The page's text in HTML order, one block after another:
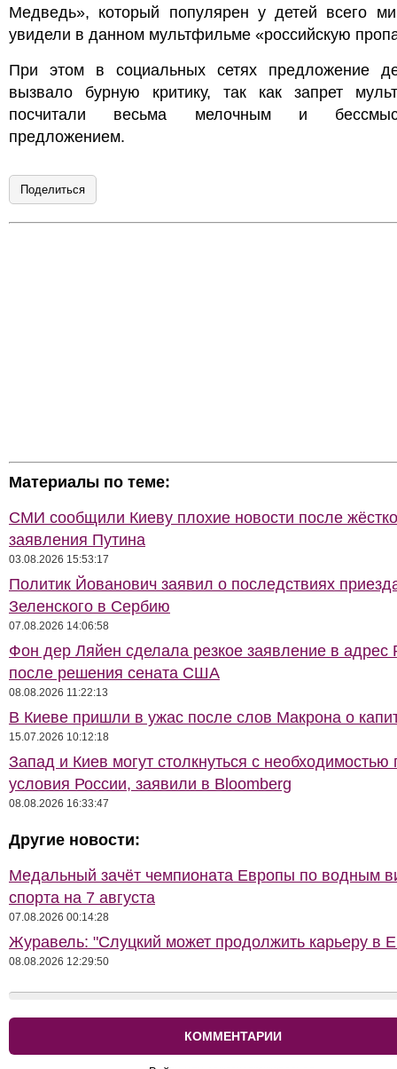
Медведь», который популярен у детей всего
увидели в данном мультфильме «российскую
При этом в социальных сетях предложение
вызвало бурную критику, так как запрет
посчитали весьма мелочным и
предложением.
Поделиться
Материалы по теме:
СМИ сообщили Киеву плохие новости после
заявления Путина
03.08.2026 15:53:17
Политик Йованович заявил о последствиях
Зеленского в Сербию
07.08.2026 14:06:58
Фон дер Ляйен сделала резкое заявление в адрес
после решения сената США
08.08.2026 11:22:13
В Киеве пришли в ужас после слов Макрона о
15.07.2026 10:12:18
Запад и Киев могут столкнуться с необходимостью
условия России, заявили в Bloomberg
08.08.2026 16:33:47
Другие новости:
Медальный зачёт чемпионата Европы по водным
спорта на 7 августа
07.08.2026 00:14:28
Журавель: "Слуцкий может продолжить карьеру в
08.08.2026 12:29:50
КОММЕНТАРИИ